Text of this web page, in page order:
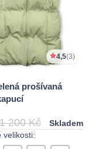
4,5(3)
prošívaná
1 200 Kč
Skladem
velikosti: